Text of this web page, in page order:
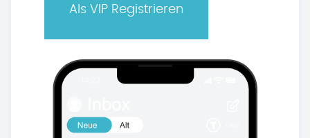
Als VIP Registrieren